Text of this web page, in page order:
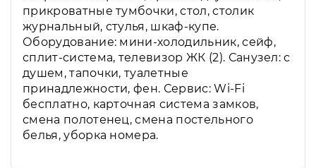
прикроватные тумбочки, стол, столик
журнальный, стулья, шкаф-купе.
Оборудование: мини-холодильник, сейф,
сплит-система, телевизор ЖК (2). Санузел: с
душем, тапочки, туалетные
принадлежности, фен. Сервис: Wi-Fi
бесплатно, карточная система замков,
смена полотенец, смена постельного
белья, уборка номера.